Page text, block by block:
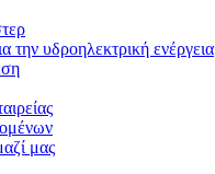
την υδροηλεκτρική ενέργεια
μας